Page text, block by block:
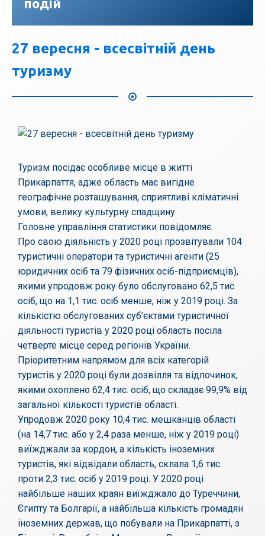
подій
27 вересня - всесвітній день
туризму
Туризм посідає особливе місце в житті
Прикарпаття, адже область має вигідне
географічне розташування, сприятливі кліматичні
умови, велику культурну спадщину.
Головне управління статистики повідомляє.
Про свою діяльність у 2020 році прозвітували 104
туристичні оператори та туристичні агенти (25
юридичних осіб та 79 фізичних осіб-підприємців),
якими упродовж року було обслуговано 62,5 тис.
осіб, що на 1,1 тис. осіб менше, ніж у 2019 році. За
кількістю обслугованих суб’єктами туристичної
діяльності туристів у 2020 році область посіла
четверте місце серед регіонів України.
Пріоритетним напрямом для всіх категорій
туристів у 2020 році були дозвілля та відпочинок,
якими охоплено 62,4 тис. осіб, що складає 99,9% від
загальної кількості туристів області.
Упродовж 2020 року 10,4 тис. мешканців області
(на 14,7 тис. або у 2,4 раза менше, ніж у 2019 році)
виїжджали за кордон, а кількість іноземних
туристів, які відвідали область, склала 1,6 тис.
проти 2,3 тис. осіб у 2019 році. У 2020 році
найбільше наших краян виїжджало до Туреччини,
Єгипту та Болгарії, а найбільша кількість громадян
іноземних держав, що побували на Прикарпатті, з